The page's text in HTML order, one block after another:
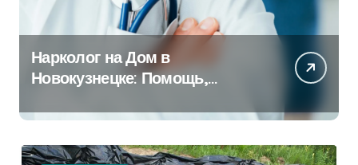
Нарколог на Дом в
Новокузнецке: Помощь,